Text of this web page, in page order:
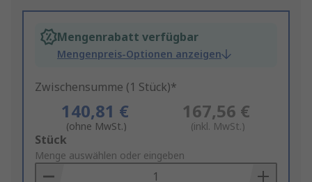
Mengenrabatt verfügbar
Mengenpreis-Optionen anzeigen
Zwischensumme (1 Stück)*
140,81 €
(ohne MwSt.)
167,56 €
(inkl. MwSt.)
Add
to
Basket
Stück
Menge auswählen oder eingeben